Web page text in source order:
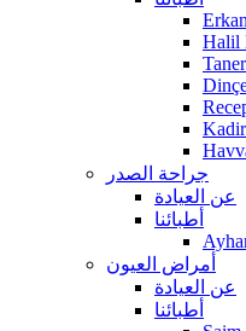
Halil
جراحة الصدر
عن العيادة
أطبائنا
أمراض العيون
عن العيادة
أطبائنا